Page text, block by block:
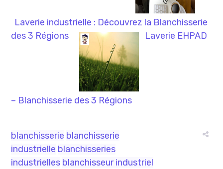
Laverie industrielle : Découvrez la Blanchisserie
des 3 Régions
Laverie EHPAD
– Blanchisserie des 3 Régions
blanchisserie blanchisserie
industrielle blanchisseries
industrielles blanchisseur industriel